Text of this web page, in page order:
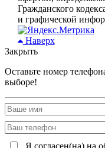
Гражданского
и графической
Наверх
Закрыть
Оставьте номер
выборе!
Я согласен(на) на